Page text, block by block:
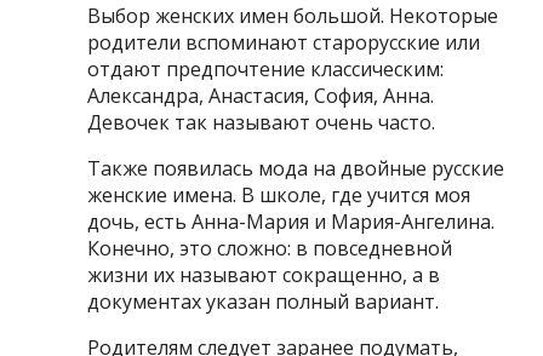
Выбор женских имен большой. Некоторые
родители вспоминают старорусские или
отдают предпочтение классическим:
Александра, Анастасия, София, Анна.
Девочек так называют очень часто.
Также появилась мода на двойные русские
женские имена. В школе, где учится моя
дочь, есть Анна-Мария и Мария-Ангелина.
Конечно, это сложно: в повседневной
жизни их называют сокращенно, а в
документах указан полный вариант.
Родителям следует заранее подумать,